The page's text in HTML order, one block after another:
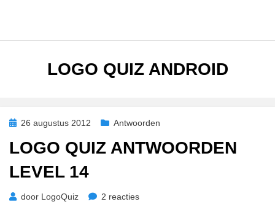
TAG
:
LOGO QUIZ ANDROID
Geplaatst
26 augustus 2012 Antwoorden
LOGO QUIZ ANTWOORDEN
LEVEL 14
door LogoQuiz 2 reactiesop